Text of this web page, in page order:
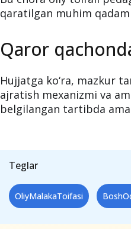
kasb nufuzini
Bu chora oliy toifali
qaratilgan muhim
Hujjatga ko‘ra, mazkur
ajratish mexanizmi va
belgilangan tartibda